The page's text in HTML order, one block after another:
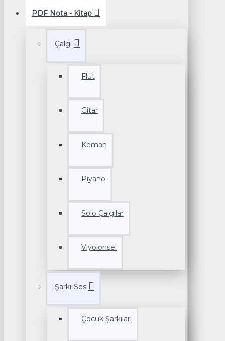
PDF Nota - Kitap
Çalgı
Flüt
Gitar
Keman
Piyano
Solo Çalgılar
Viyolonsel
Şarkı-Ses
Çocuk Şarkıları